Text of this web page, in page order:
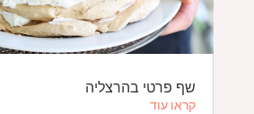
שף פרטי בהרצליה
קראו עוד